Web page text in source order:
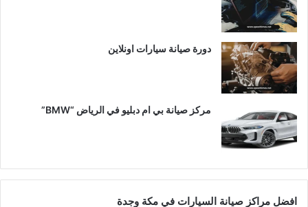
دورة صيانة سيارات اونلاين
مركز صيانة بي ام دبليو في الرياض “BMW”
افضل مراكز صيانة السيارات في مكة وجدة